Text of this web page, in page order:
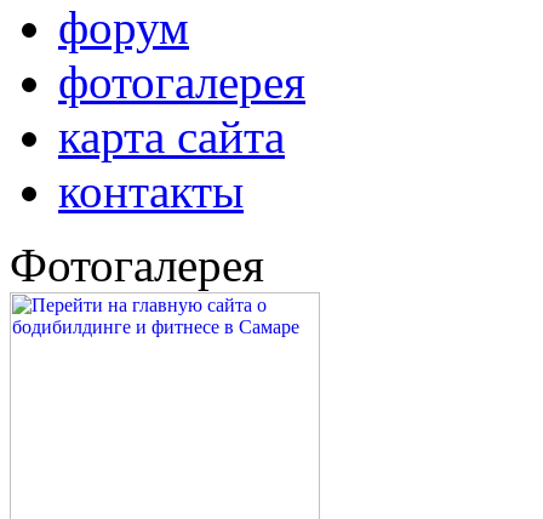
форум
фотогалерея
карта сайта
контакты
Фотогалерея